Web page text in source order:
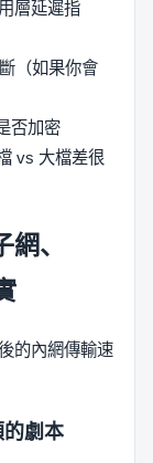
層延遲指
（如果你會
否加密
vs 大檔差很
、
的內網傳輸速
的劇本